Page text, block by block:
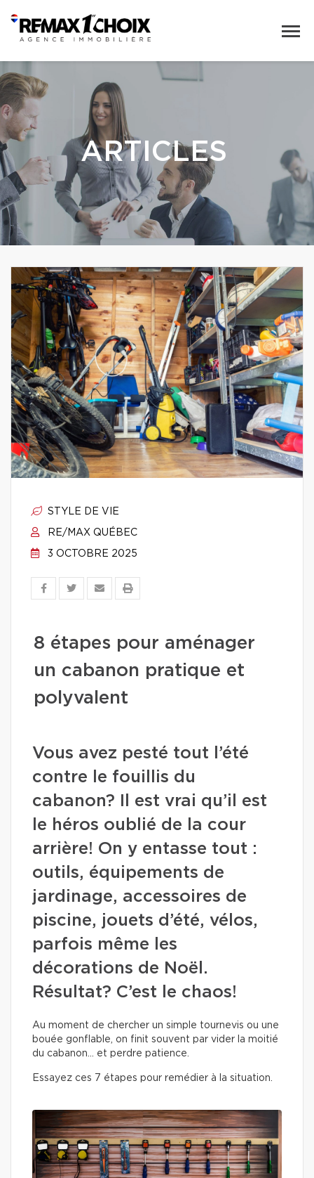
ARTICLES
STYLE DE VIE
RE/MAX QUÉBEC
3 OCTOBRE 2025
8 étapes pour aménager
un cabanon pratique et
polyvalent
Vous avez pesté tout l’été
contre le fouillis du
cabanon? Il est vrai qu’il est
le héros oublié de la cour
arrière! On y entasse tout :
outils, équipements de
jardinage, accessoires de
piscine, jouets d’été, vélos,
parfois même les
décorations de Noël.
Résultat? C’est le chaos!
Au moment de chercher un simple tournevis ou une
bouée gonflable, on finit souvent par vider la moitié
du cabanon… et perdre patience.
Essayez ces 7 étapes pour remédier à la situation.